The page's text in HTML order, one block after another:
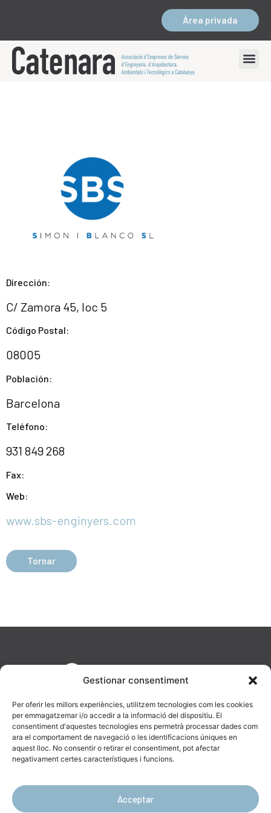
Gestionar consentiment
Per oferir les millors experiències, utilitzem tecnologies com les cookies
per emmagatzemar i/o accedir a la informació del dispositiu. El
consentiment d'aquestes tecnologies ens permetrà processar dades com
ara el comportament de navegació o les identificacions úniques en
aquest lloc. No consentir o retirar el consentiment, pot afectar
negativament certes característiques i funcions.
Acceptar
Àrea privada
Dirección:
C/ Zamora 45, loc 5
Código Postal:
08005
Población:
Barcelona
Teléfono:
931 849 268
Fax:
Web:
www.sbs-enginyers.com
Tornar
AV. Diagonal, 477, 08036 Barcelona